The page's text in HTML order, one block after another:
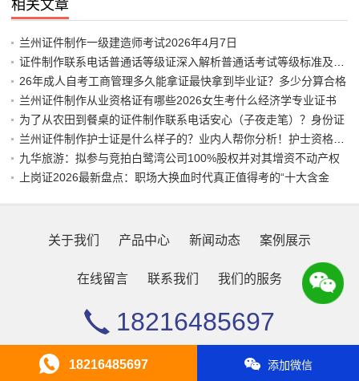
相关文章
兰州证件制作一级建造师考试2026年4月7日
26年成人自考工商管理多久能拿证最快拿到毕业证？多少分算合格
兰州证件制作从业资格证有哪些2026女生考什么经济学专业证书
为了从农田到餐桌的证件制作联系电话安心（子夜走笔）？身份证
九华旅游：拟参与竞拍白鹭湾公司100%股权并对其增资不动产权
上岗证2026最新盘点：职场大换血时代真正值得考的“十大含金
关于我们 产品中心 新闻动态 案例展示
在线留言 联系我们 我们的服务
18216485697
Copyright © 2026 办证各类证件黄牛电话 浙ICP236678
18216485697 添加微信